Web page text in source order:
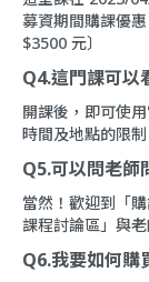
募資期間購課優
$3500 元〕
Q4.這門課可以
開課後，即可使
時間及地點的限
Q5.可以問老師
當然！歡迎到「
課程討論區」與
Q6.我要如何購